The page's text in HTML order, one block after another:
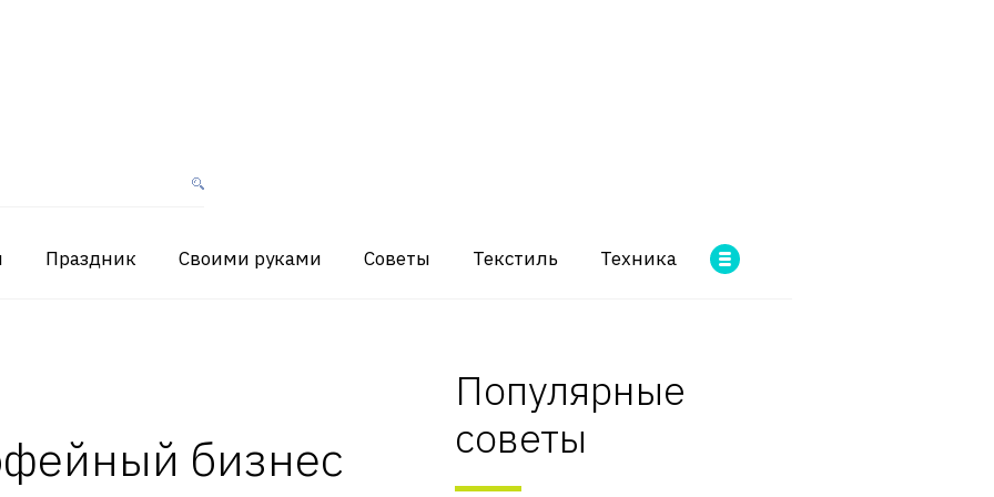
Праздник Своими руками Советы Текстиль Техника
бизнес
Популярные
советы